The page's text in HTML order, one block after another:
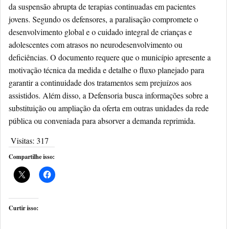
da suspensão abrupta de terapias continuadas em pacientes
jovens. Segundo os defensores, a paralisação compromete o
desenvolvimento global e o cuidado integral de crianças e
adolescentes com atrasos no neurodesenvolvimento ou
deficiências. O documento requere que o município apresente a
motivação técnica da medida e detalhe o fluxo planejado para
garantir a continuidade dos tratamentos sem prejuízos aos
assistidos. Além disso, a Defensoria busca informações sobre a
substituição ou ampliação da oferta em outras unidades da rede
pública ou conveniada para absorver a demanda reprimida.
Visitas: 317
Compartilhe isso:
Curtir isso: